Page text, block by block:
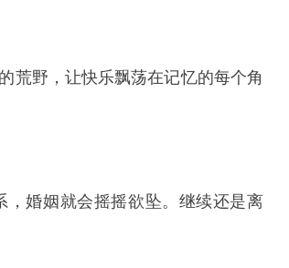
荒野，让快乐飘荡在记忆的每个角
婚姻就会摇摇欲坠。继续还是离